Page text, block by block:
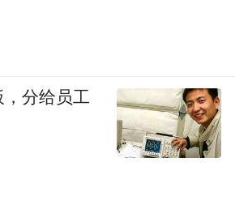
，分给员工